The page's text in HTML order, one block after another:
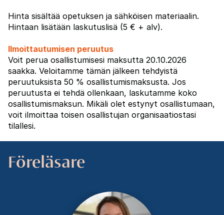
Hinta sisältää opetuksen ja sähköisen materiaalin.
Hintaan lisätään laskutuslisä (5 € + alv).
Ilmoittautumisen peruutus
Voit perua osallistumisesi maksutta 20.10.2026
saakka. Veloitamme tämän jälkeen tehdyistä
peruutuksista 50 % osallistumismaksusta. Jos
peruutusta ei tehdä ollenkaan, laskutamme koko
osallistumismaksun. Mikäli olet estynyt osallistumaan,
voit ilmoittaa toisen osallistujan organisaatiostasi
tilallesi.
Föreläsare